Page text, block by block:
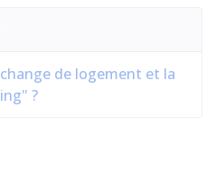
de logement et la
?